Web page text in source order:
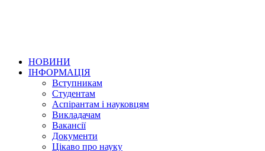
НОВИНИ
ІНФОРМАЦІЯ
Вступникам
Студентам
Аспірантам і науковцям
Викладачам
Вакансії
Документи
Цікаво про науку